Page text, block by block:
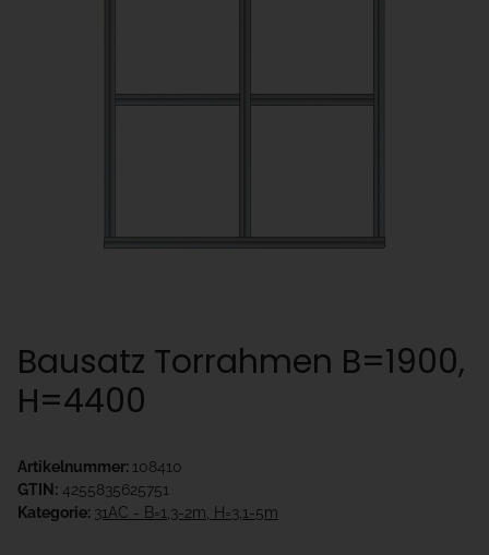
Bausatz Torrahmen B=1900,
H=4400
Artikelnummer: 108410
GTIN: 4255835625751
Kategorie: 31AC - B=1,3-2m, H=3,1-5m